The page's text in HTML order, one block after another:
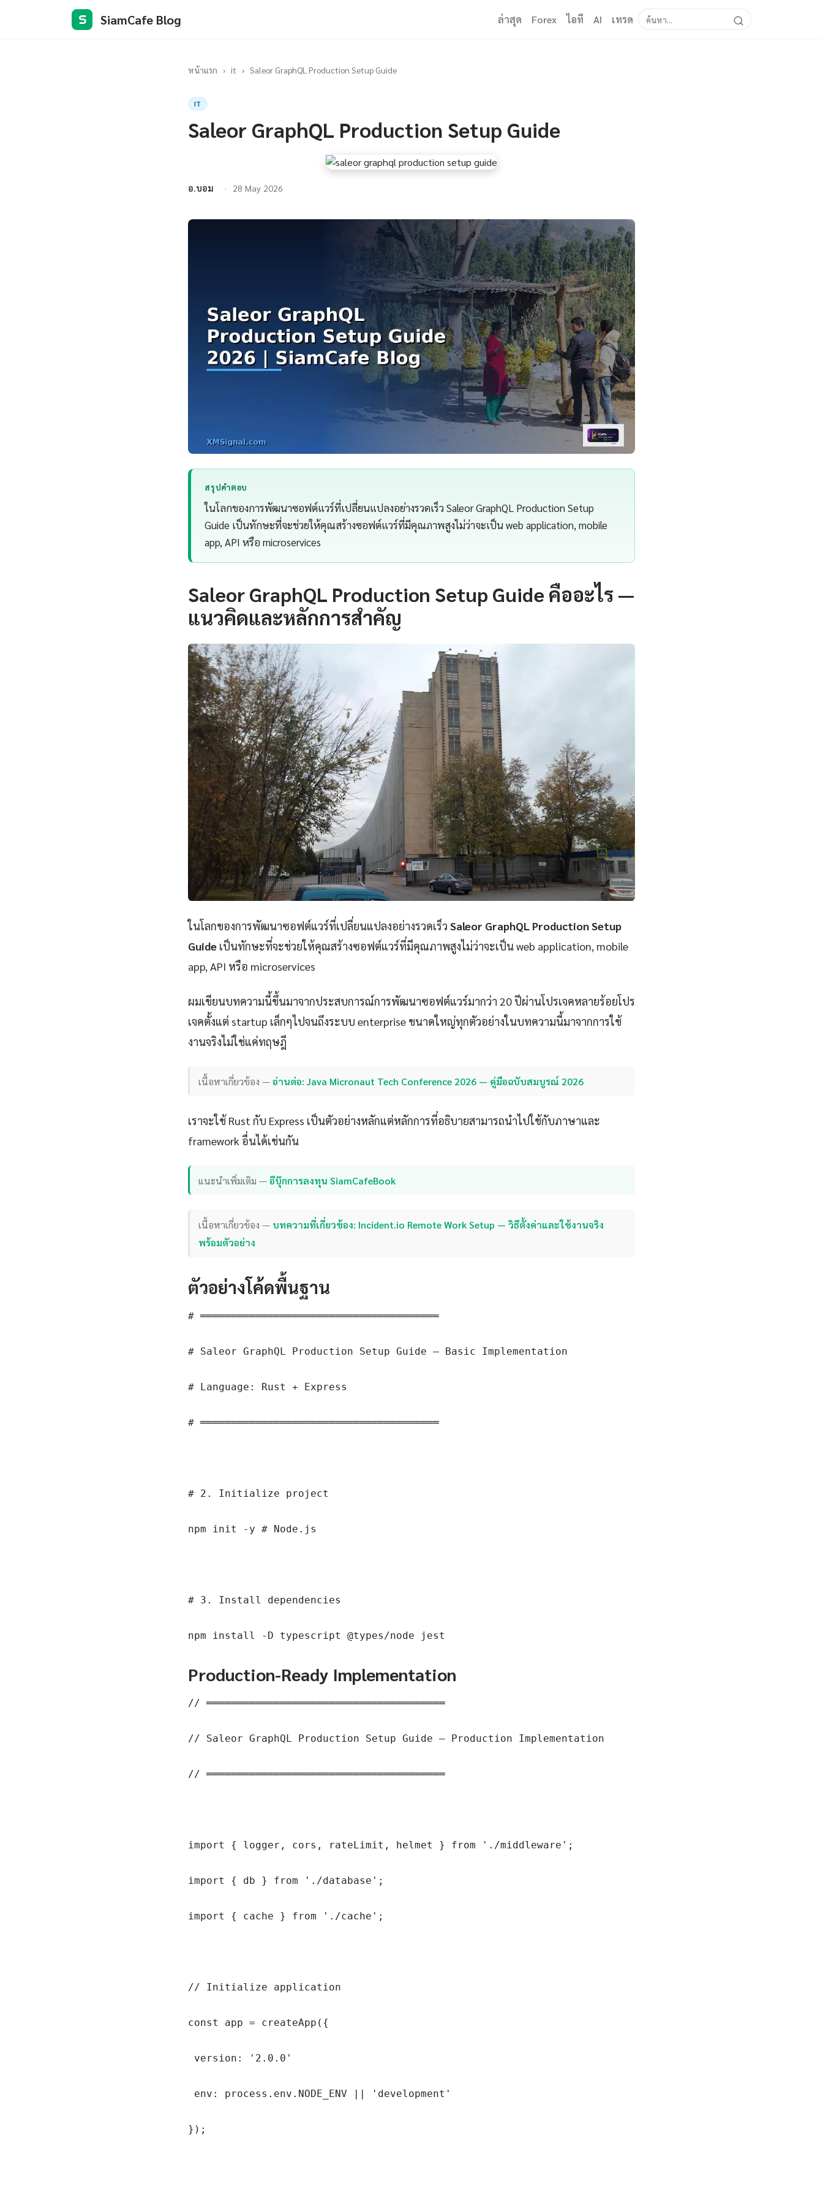
S SiamCafe Blog ล่าสุด Forex ไอที AI เทรด
หน้าแรก › it › Saleor GraphQL Production Setup Guide
IT
Saleor GraphQL Production Setup Guide
อ.บอม 28 May 2026
สรุปคำตอบ
ในโลกของการพัฒนาซอฟต์แวร์ที่เปลี่ยนแปลงอย่างรวดเร็ว Saleor GraphQL Production Setup
Guide เป็นทักษะที่จะช่วยให้คุณสร้างซอฟต์แวร์ที่มีคุณภาพสูงไม่ว่าจะเป็น web application, mobile
app, API หรือ microservices
Saleor GraphQL Production Setup Guide คืออะไร —
แนวคิดและหลักการสำคัญ
ในโลกของการพัฒนาซอฟต์แวร์ที่เปลี่ยนแปลงอย่างรวดเร็ว Saleor GraphQL Production Setup
Guide เป็นทักษะที่จะช่วยให้คุณสร้างซอฟต์แวร์ที่มีคุณภาพสูงไม่ว่าจะเป็น web application, mobile
app, API หรือ microservices
ผมเขียนบทความนี้ขึ้นมาจากประสบการณ์การพัฒนาซอฟต์แวร์มากว่า 20 ปีผ่านโปรเจคหลายร้อยโปร
เจคตั้งแต่ startup เล็กๆไปจนถึงระบบ enterprise ขนาดใหญ่ทุกตัวอย่างในบทความนี้มาจากการใช้
งานจริงไม่ใช่แค่ทฤษฎี
เนื้อหาเกี่ยวข้อง —อ่านต่อ: Java Micronaut Tech Conference 2026 — คู่มือฉบับสมบูรณ์ 2026
เราจะใช้ Rust กับ Express เป็นตัวอย่างหลักแต่หลักการที่อธิบายสามารถนำไปใช้กับภาษาและ
framework อื่นได้เช่นกัน
แนะนำเพิ่มเติม —อีบุ๊กการลงทุน SiamCafeBook
เนื้อหาเกี่ยวข้อง — บทความที่เกี่ยวข้อง: Incident.io Remote Work Setup — วิธีตั้งค่าและใช้งานจริง
พร้อมตัวอย่าง
ตัวอย่างโค้ดพื้นฐาน
# ═══════════════════════════════════════
# Saleor GraphQL Production Setup Guide — Basic Implementation
# Language: Rust + Express
# ═══════════════════════════════════════
# 2. Initialize project
npm init -y # Node.js
# 3. Install dependencies
npm install -D typescript @types/node jest
Production-Ready Implementation
// ═══════════════════════════════════════
// Saleor GraphQL Production Setup Guide — Production Implementation
// ═══════════════════════════════════════
import { logger, cors, rateLimit, helmet } from './middleware';
import { db } from './database';
import { cache } from './cache';
// Initialize application
const app = createApp({
version: '2.0.0'
env: process.env.NODE_ENV || 'development'
});